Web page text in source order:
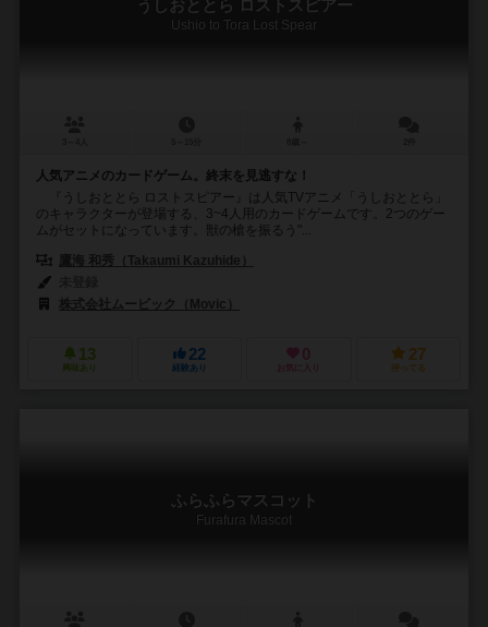
うしおととら ロストスピアー
Ushio to Tora Lost Spear
人気アニメのカードゲーム。終末を見逃すな！
『うしおととら ロストスピアー』は人気TVアニメ「うしおととら」
のキャラクターが登場する、3~4人用のカードゲームです。2つのゲー
ムがセットになっています。獣の槍を振るう"...
鷹海 和秀（Takaumi Kazuhide）
株式会社ムービック（Movic）
13
興味あり
22
経験あり
0
お気に入り
27
持ってる
ふらふらマスコット
Furafura Mascot